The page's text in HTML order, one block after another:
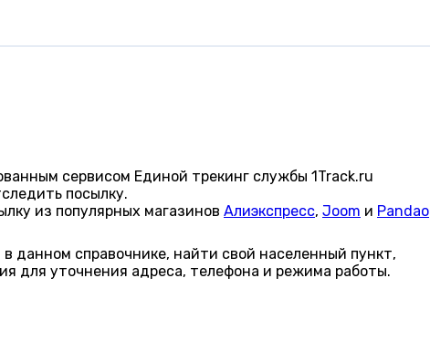
сервисом Единой трекинг службы 1Track.ru
посылку.
из популярных магазинов Алиэкспресс, Joom и Pandao
данном справочнике, найти свой населенный пункт,
для уточнения адреса, телефона и режима работы.